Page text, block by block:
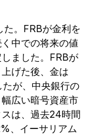
。FRBが金利を
中での将来の値
ました。FRBが
げた後、金は
が、中央銀行の
広い暗号資産市
は、過去24時間
、イーサリアム